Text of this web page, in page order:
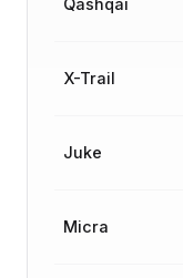
Qashqai
X-Trail
Juke
Micra